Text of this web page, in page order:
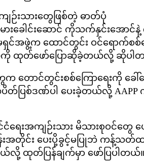
ဉ်းသားတွေဖြစ်တဲ့ ဓာတ်ပုံ
ခေါင်းဆောင် ကိုသက်နှင်းအောင်နဲ့
င်အဖွဲ့က ထောင်တွင်း ဝင်ရောက်စစ်
ေကို ထုတ်ဖော်ပြောဆိုခဲ့တယ်လို့ ဆိုပါ
တောင်တွင်းစစ်ကြောရေးကို ခေါ်
ပိတ်ပြစ်ဒဏ်ပါ ပေးခဲ့တယ်လို့ AAPP
ေးအကျဉ်းသား မိသားစုဝင်တွေ ပ
အတိုင်း ပေးပို့ခွင့်မပြုဘဲ ကန့်သတ်
ထုတ်ပြန်ချက်မှာ ဖော်ပြပါတယ်။